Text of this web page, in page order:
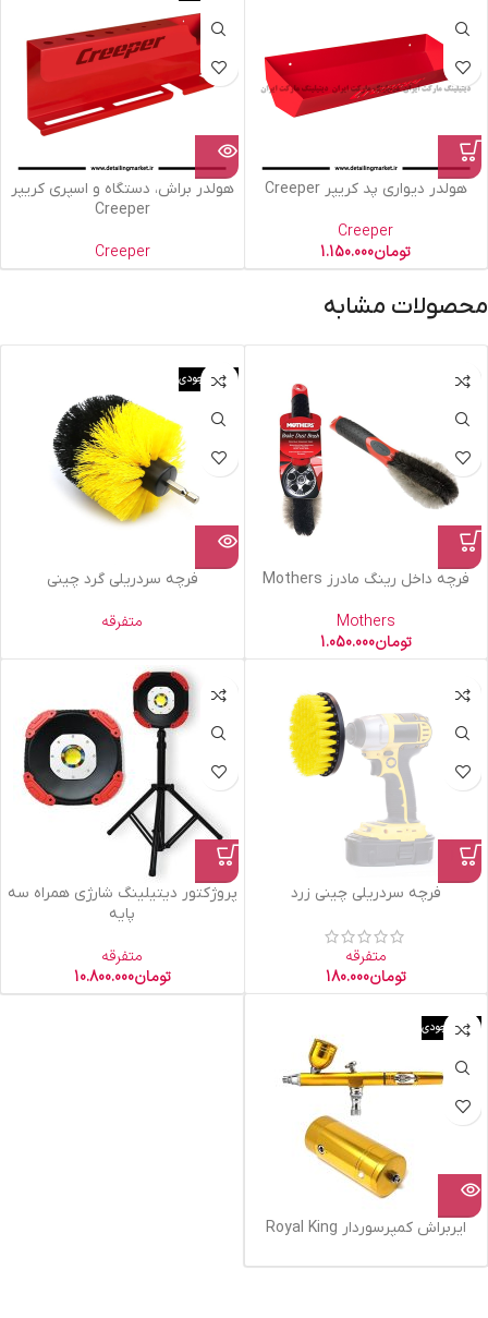
هولدر دیواری پد کریپر Creeper
Creeper
تومان1.150.000
هولدر براش، دستگاه و اسپری کریپر
Creeper
Creeper
محصولات مشابه
فرچه داخل رینگ مادرز Mothers
Mothers
تومان1.050.000
اتمام موجودی
فرچه سردریلی گرد چینی
متفرقه
فرچه سردریلی چینی زرد
متفرقه
تومان180.000
پروژکتور دیتیلینگ شارژی همراه سه
پایه
متفرقه
تومان10.800.000
اتمام موجودی
ایربراش کمپرسوردار Royal King